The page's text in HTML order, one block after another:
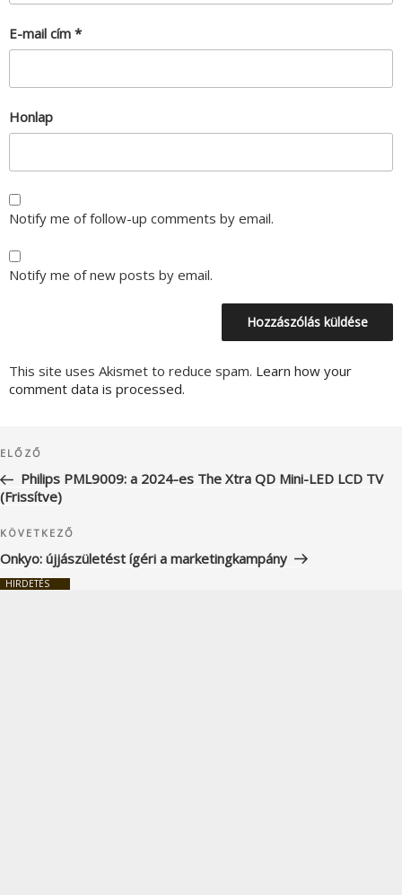
E-mail cím *
Honlap
Notify me of follow-up comments by email.
Notify me of new posts by email.
This site uses Akismet to reduce spam. Learn how your
comment data is processed.
navigáció
Korábbi
bejegyzés
ELŐZŐ
Philips PML9009: a 2024-es The Xtra QD Mini-LED LCD TV
(Frissítve)
Következő
bejegyzés
KÖVETKEZŐ
Onkyo: újjászületést ígéri a marketingkampány
HIRDETÉS